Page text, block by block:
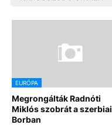
EURÓPA
Megrongálták Radnóti
Miklós szobrát a szerbiai
Borban